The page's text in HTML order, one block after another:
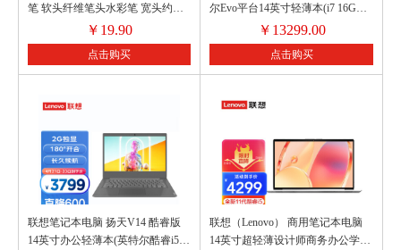
笔 软头纤维笔头水彩笔 宽头约
6mm MGKids系列绘画手绘涂鸦工
具ZPMV8001
￥ 19.90
点击购买
尔Evo平台14英寸轻薄本(i7 16G
1TB 4K 3D弧面触控屏)黑色皮革
商务办公本
￥ 13299.00
点击购买
联想笔记本电脑 扬天V14 酷睿版
14英寸办公轻薄本(英特尔酷睿i5
联想（Lenovo） 商用笔记本电脑
14英寸超轻薄设计师商务办公学生